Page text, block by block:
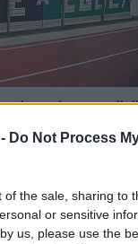
Do Not Process
of the sale, sharing to
or sensitive
us, please use the
per i neroverdi
mezz'ora del